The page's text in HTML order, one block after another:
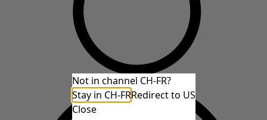
Not in channel CH-FR?
Stay in CH-FRRedirect to US
Close